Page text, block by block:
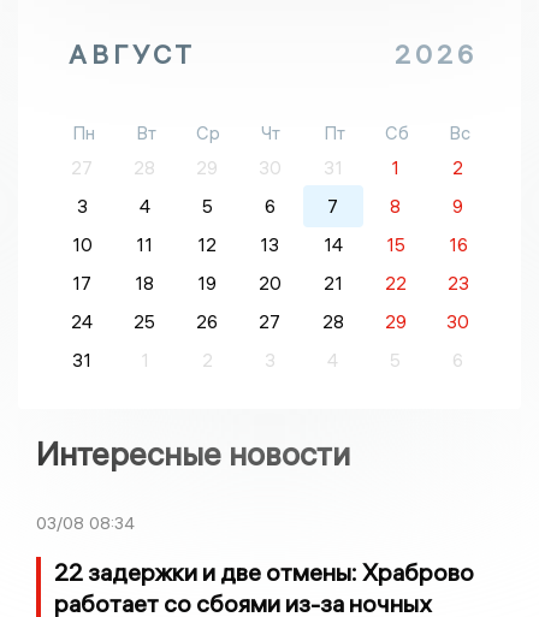
АВГУСТ 2026
Пн Вт Ср Чт Пт Сб
Вс
27
28 29 30 31 1
2
3
4 5 6 7 8
9
10
11 12 13 14 15
16
17
18 19 20 21 22
23
24
25 26 27 28 29
30
31
1 2 3 4 5 6
Интересные новости
03/08 08:34
22 задержки и две отмены: Храброво
работает со сбоями из-за ночных